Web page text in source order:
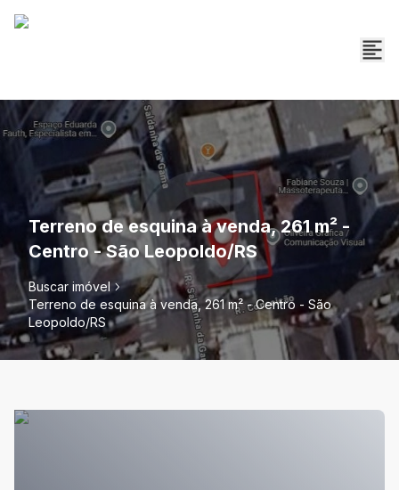
Terreno de esquina à venda, 261 m² -
Centro - São Leopoldo/RS
Buscar imóvel
Terreno de esquina à venda, 261 m² - Centro - São
Leopoldo/RS